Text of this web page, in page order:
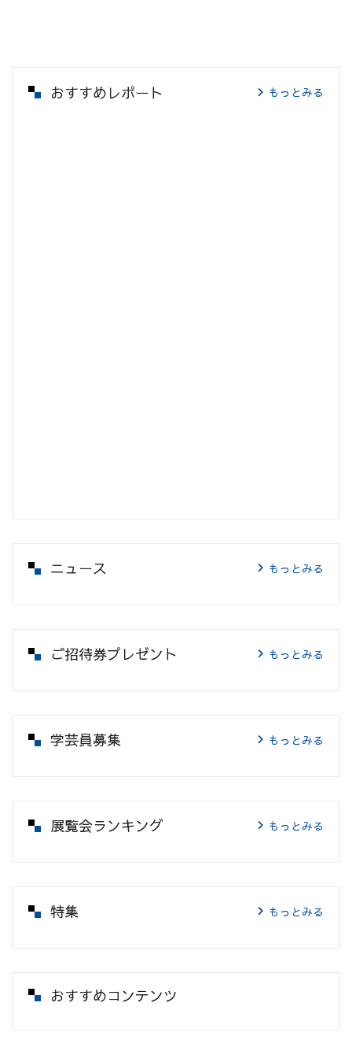
おすすめレポート もっとみる
ニュース もっとみる
ご招待券プレゼント もっとみる
学芸員募集 もっとみる
展覧会ランキング もっとみる
特集 もっとみる
おすすめコンテンツ